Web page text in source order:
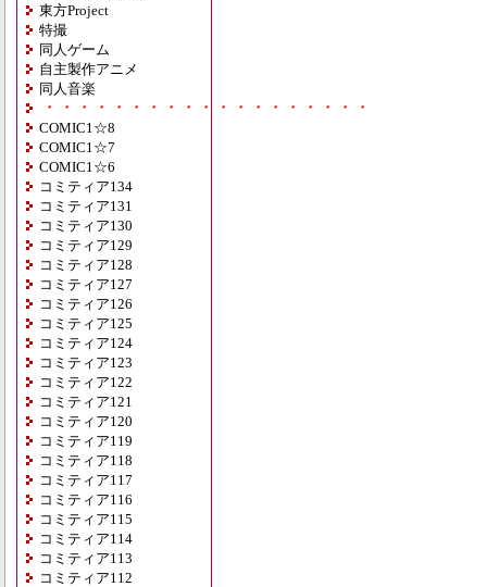
東方Project
特撮
同人ゲーム
自主製作アニメ
同人音楽
・・・・・・・・・・・・・・・・・・・
COMIC1☆8
COMIC1☆7
COMIC1☆6
コミティア134
コミティア131
コミティア130
コミティア129
コミティア128
コミティア127
コミティア126
コミティア125
コミティア124
コミティア123
コミティア122
コミティア121
コミティア120
コミティア119
コミティア118
コミティア117
コミティア116
コミティア115
コミティア114
コミティア113
コミティア112